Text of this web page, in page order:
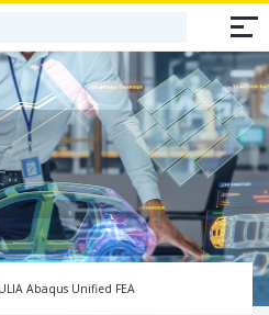
Abaqus Unified FEA